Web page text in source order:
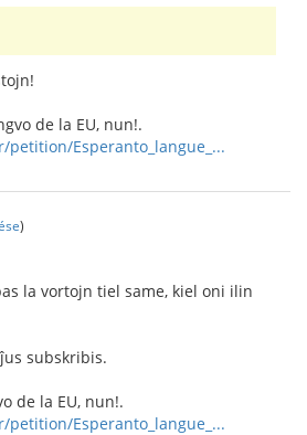
de la EU, nun!.
Esperanto_langue_...
)
la vortojn tiel same, kiel oni ilin
subskribis.
de la EU, nun!.
Esperanto_langue_...